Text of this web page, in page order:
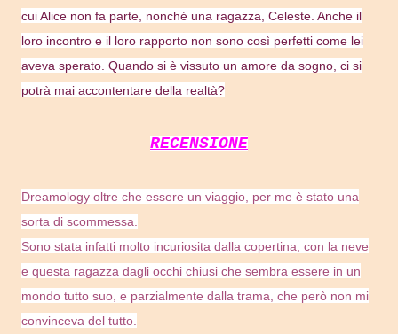
cui Alice non fa parte, nonché una ragazza, Celeste. Anche il
loro incontro e il loro rapporto non sono così perfetti come lei
aveva sperato. Quando si è vissuto un amore da sogno, ci si
potrà mai accontentare della realtà?
RECENSIONE
Dreamology oltre che essere un viaggio, per me è stato una
sorta di scommessa.
Sono stata infatti molto incuriosita dalla copertina, con la neve
e questa ragazza dagli occhi chiusi che sembra essere in un
mondo tutto suo, e parzialmente dalla trama, che però non mi
convinceva del tutto.